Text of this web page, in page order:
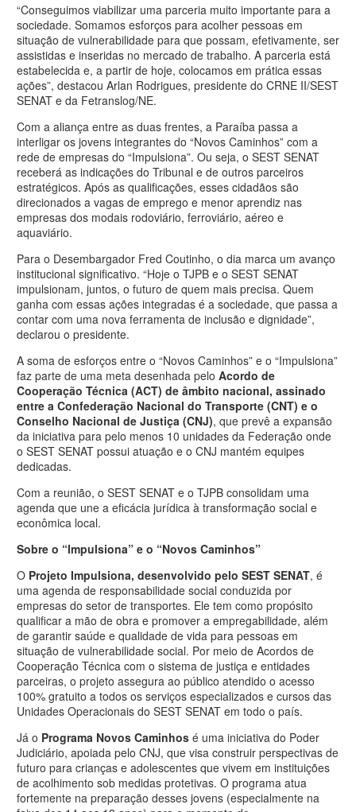
“Conseguimos viabilizar uma parceria muito importante para a
sociedade. Somamos esforços para acolher pessoas em
situação de vulnerabilidade para que possam, efetivamente, ser
assistidas e inseridas no mercado de trabalho. A parceria está
estabelecida e, a partir de hoje, colocamos em prática essas
ações”, destacou Arlan Rodrigues, presidente do CRNE II/SEST
SENAT e da Fetranslog/NE.
Com a aliança entre as duas frentes, a Paraíba passa a
interligar os jovens integrantes do “Novos Caminhos” com a
rede de empresas do “Impulsiona”. Ou seja, o SEST SENAT
receberá as indicações do Tribunal e de outros parceiros
estratégicos. Após as qualificações, esses cidadãos são
direcionados a vagas de emprego e menor aprendiz nas
empresas dos modais rodoviário, ferroviário, aéreo e
aquaviário.
Para o Desembargador Fred Coutinho, o dia marca um avanço
institucional significativo. “Hoje o TJPB e o SEST SENAT
impulsionam, juntos, o futuro de quem mais precisa. Quem
ganha com essas ações integradas é a sociedade, que passa a
contar com uma nova ferramenta de inclusão e dignidade”,
declarou o presidente.
A soma de esforços entre o “Novos Caminhos” e o “Impulsiona”
faz parte de uma meta desenhada pelo Acordo de
Cooperação Técnica (ACT) de âmbito nacional, assinado
entre a Confederação Nacional do Transporte (CNT) e o
Conselho Nacional de Justiça (CNJ), que prevê a expansão
da iniciativa para pelo menos 10 unidades da Federação onde
o SEST SENAT possui atuação e o CNJ mantém equipes
dedicadas.
Com a reunião, o SEST SENAT e o TJPB consolidam uma
agenda que une a eficácia jurídica à transformação social e
econômica local.
Sobre o “Impulsiona” e o “Novos Caminhos”
O Projeto Impulsiona, desenvolvido pelo SEST SENAT, é
uma agenda de responsabilidade social conduzida por
empresas do setor de transportes. Ele tem como propósito
qualificar a mão de obra e promover a empregabilidade, além
de garantir saúde e qualidade de vida para pessoas em
situação de vulnerabilidade social. Por meio de Acordos de
Cooperação Técnica com o sistema de justiça e entidades
parceiras, o projeto assegura ao público atendido o acesso
100% gratuito a todos os serviços especializados e cursos das
Unidades Operacionais do SEST SENAT em todo o país.
Já o Programa Novos Caminhos é uma iniciativa do Poder
Judiciário, apoiada pelo CNJ, que visa construir perspectivas de
futuro para crianças e adolescentes que vivem em instituições
de acolhimento sob medidas protetivas. O programa atua
fortemente na preparação desses jovens (especialmente na